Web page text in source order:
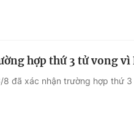
hợp thứ 3 tử vong vì
8 đã xác nhận trường hợp thứ